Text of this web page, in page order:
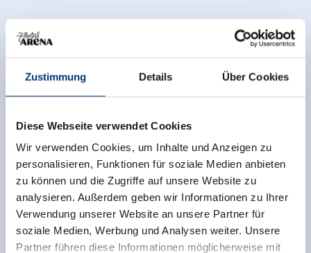
Zustimmung Details Über Cookies
Diese Webseite verwendet Cookies
Wir verwenden Cookies, um Inhalte und Anzeigen zu
personalisieren, Funktionen für soziale Medien anbieten
zu können und die Zugriffe auf unsere Website zu
analysieren. Außerdem geben wir Informationen zu Ihrer
Verwendung unserer Website an unsere Partner für
soziale Medien, Werbung und Analysen weiter. Unsere
Partner führen diese Informationen möglicherweise mit